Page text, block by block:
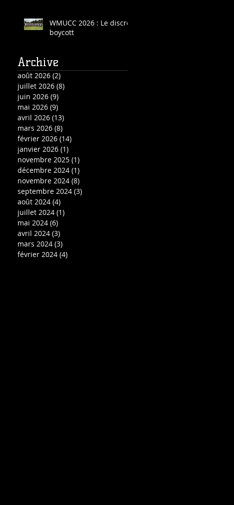
WMUCC 2026 : Le discret
boycott
Archive
août 2026 (2)
juillet 2026 (8)
juin 2026 (9)
mai 2026 (9)
avril 2026 (13)
mars 2026 (8)
février 2026 (14)
janvier 2026 (1)
novembre 2025 (1)
décembre 2024 (1)
novembre 2024 (8)
septembre 2024 (3)
août 2024 (4)
juillet 2024 (1)
mai 2024 (6)
avril 2024 (3)
mars 2024 (3)
février 2024 (4)